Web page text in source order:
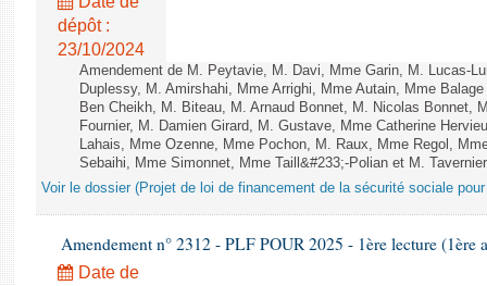
dépôt :
23/10/2024
Amendement de M. Peytavie, M. Davi, Mme Garin, M. Lucas-
Duplessy, M. Amirshahi, Mme Arrighi, Mme Autain, Mme
Ben Cheikh, M. Biteau, M. Arnaud Bonnet, M. Nicolas Bonnet,
Fournier, M. Damien Girard, M. Gustave, Mme Catherine
Lahais, Mme Ozenne, Mme Pochon, M. Raux, Mme Regol,
Sebaihi, Mme Simonnet, Mme Taill&#233;-Polian et M.
Voir le dossier (Projet de loi de financement de la sécurité sociale pour
Amendement n° 2312 - PLF POUR 2025 - 1ère lecture (1ère
Date de